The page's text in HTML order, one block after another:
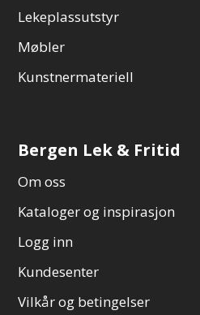
Lekeplassutstyr
Møbler
Kunstnermateriell
Bergen Lek & Fritid
Om oss
Kataloger og inspirasjon
Logg inn
Kundesenter
Vilkår og betingelser